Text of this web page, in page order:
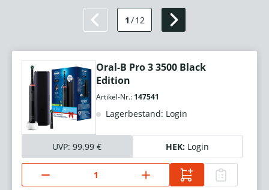
1 /12
Oral-B Pro 3 3500 Black
Edition
Artikel-Nr.: 147541
Lagerbestand: Login
UVP: 99,99 € HEK: Login